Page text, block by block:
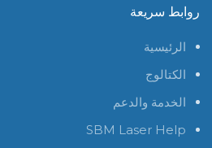
روابط سريعة
الرئيسية
الكتالوج
الخدمة والدعم
SBM Laser Help